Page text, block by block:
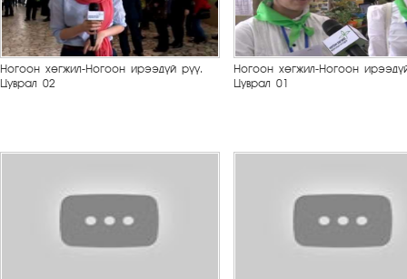
Ногоон хөгжил-Ногоон ирээдүй рүү.
Цуврал 02
Ногоон хөгжил-Ногоон
Цуврал 01